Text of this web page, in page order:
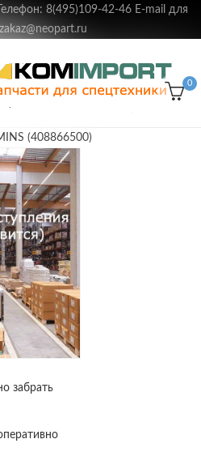
8(495)109-42-46 E-mail для
0
(408866500)
забрать